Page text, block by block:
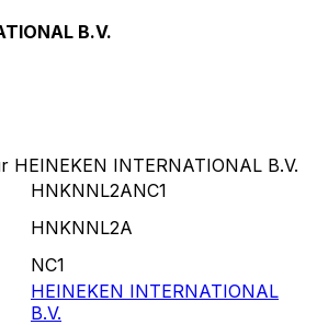
B.V.
HEINEKEN INTERNATIONAL B.V.
HNKNNL2ANC1
HNKNNL2A
NC1
HEINEKEN INTERNATIONAL
B.V.